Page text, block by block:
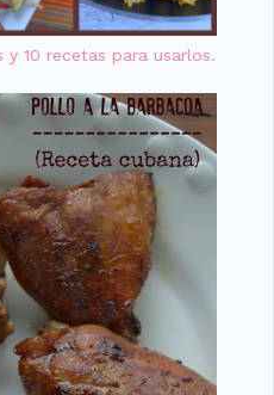
y 10 recetas para usarlos.